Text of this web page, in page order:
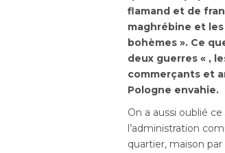
flamand et de
maghrébine et
bohèmes ». Ce
deux guerres « ,
commerçants et
Pologne envahie.
On a aussi oublié
l’administration
quartier, maison